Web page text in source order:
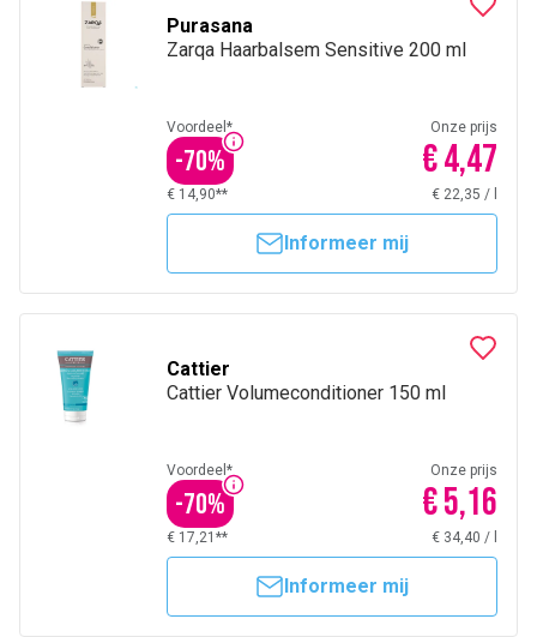
Purasana
Zarqa Haarbalsem Sensitive 200 ml
Voordeel*
-70%
Onze prijs
€ 4,47
€ 14,90** € 22,35 /
Informeer mij
Cattier
Cattier Volumeconditioner 150 ml
Voordeel*
-70%
Onze prijs
€ 5,16
€ 17,21** € 34,40 /
Informeer mij